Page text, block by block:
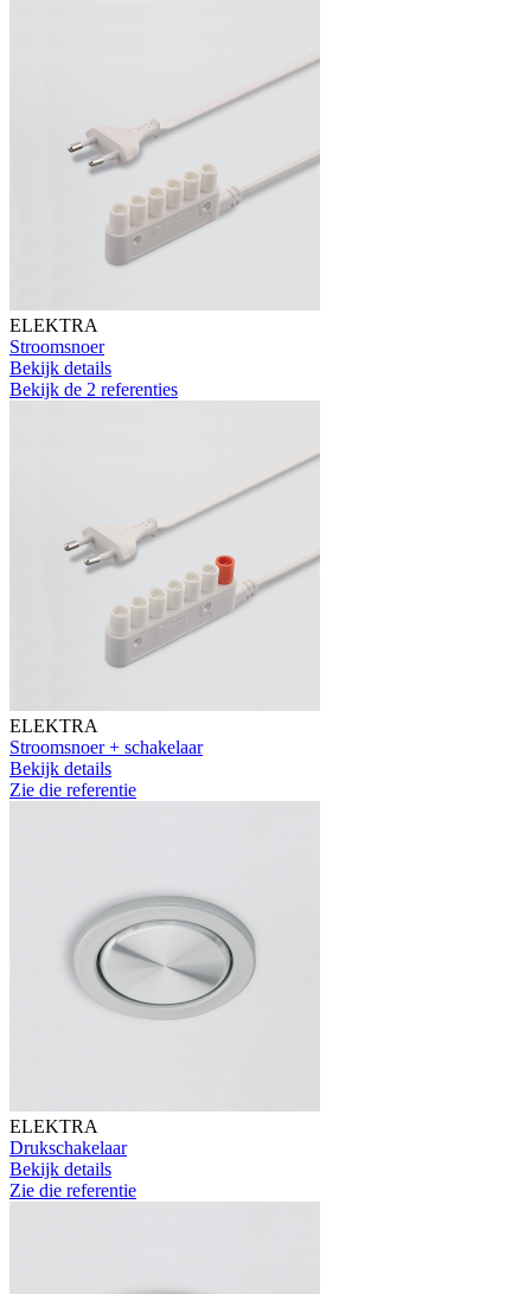
ELEKTRA
Stroomsnoer
Bekijk details
Bekijk de 2 referenties
ELEKTRA
Stroomsnoer + schakelaar
Bekijk details
Zie die referentie
ELEKTRA
Drukschakelaar
Bekijk details
Zie die referentie